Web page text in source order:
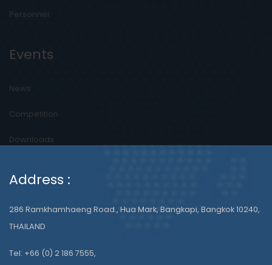
Personnel
Events
News
Competition
Downloads
Address :
286 Ramkhamhaeng Road., Hua Mark, Bangkapi, Bangkok 10240,
THAILAND
Tel: +66 (0) 2 186 7555,